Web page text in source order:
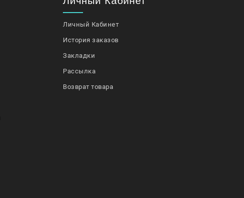
Личный Кабинет
История заказов
Закладки
Рассылка
Возврат товара